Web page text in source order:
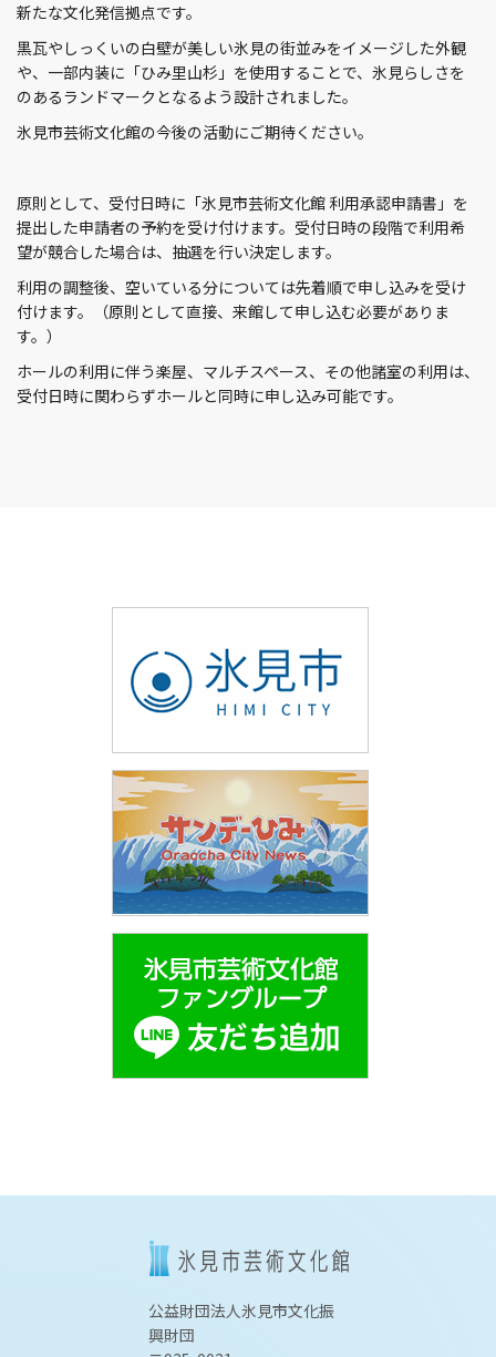
新たな文化発信拠点です。
黒瓦やしっくいの白壁が美しい氷見の街並みをイメージした外観
や、一部内装に「ひみ里山杉」を使用することで、氷見らしさを
のあるランドマークとなるよう設計されました。
氷見市芸術文化館の今後の活動にご期待ください。
原則として、受付日時に「氷見市芸術文化館 利用承認申請書」を
提出した申請者の予約を受け付けます。受付日時の段階で利用希
望が競合した場合は、抽選を行い決定します。
利用の調整後、空いている分については先着順で申し込みを受け
付けます。（原則として直接、来館して申し込む必要がありま
す。）
ホールの利用に伴う楽屋、マルチスペース、その他諸室の利用は、
受付日時に関わらずホールと同時に申し込み可能です。
公益財団法人氷見市文化振
興財団